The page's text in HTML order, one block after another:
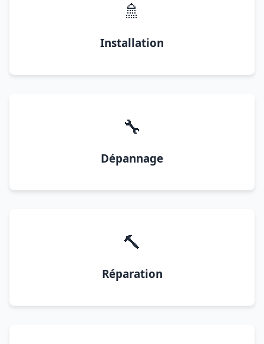
🚿
Installation
🔧
Dépannage
🔨
Réparation